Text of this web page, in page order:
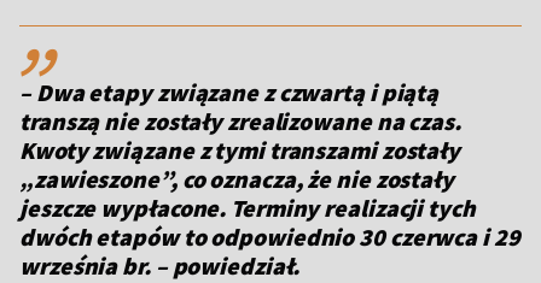
,,
– Dwa etapy związane z czwartą i piątą
transzą nie zostały zrealizowane na czas.
Kwoty związane z tymi transzami zostały
„zawieszone”, co oznacza, że ​​nie zostały
jeszcze wypłacone. Terminy realizacji tych
dwóch etapów to odpowiednio 30 czerwca i 29
września br. – powiedział.